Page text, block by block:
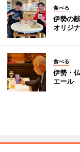
食べる
伊勢の
オリジ
食べる
伊勢・
エール